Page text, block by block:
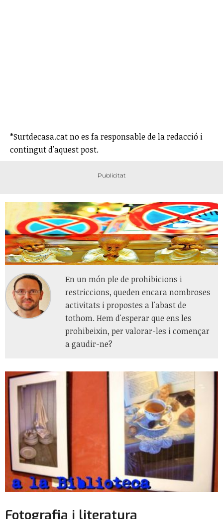
*Surtdecasa.cat no es fa responsable de la redacció i
contingut d'aquest post.
En un món ple de prohibicions i
restriccions, queden encara nombroses
activitats i propostes a l'abast de
tothom. Hem d'esperar que ens les
prohibeixin, per valorar-les i començar
a gaudir-ne?
Fotografia i literatura